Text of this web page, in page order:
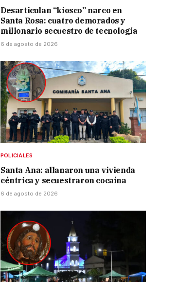
Desarticulan “kiosco” narco en
Santa Rosa: cuatro demorados y
millonario secuestro de tecnología
6 de agosto de 2026
POLICIALES
Santa Ana: allanaron una vivienda
céntrica y secuestraron cocaína
6 de agosto de 2026